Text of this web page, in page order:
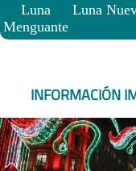
Luna
Menguante
Luna
INFORMACIÓN